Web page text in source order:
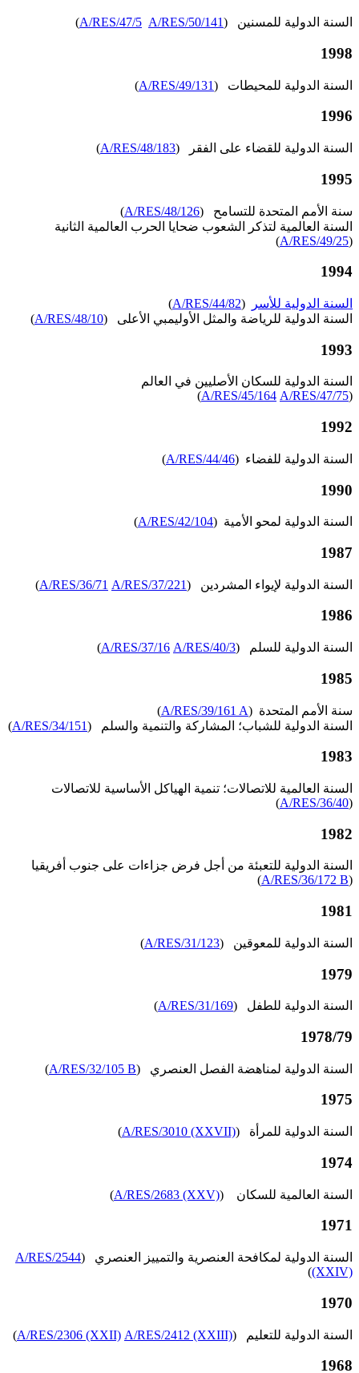
السنة الدولية للمسنين ( A/RES/47/5 A/RES/50/141
)
1998
السنة الدولية للمحيطات (A/RES/49/131
)
1996
السنة الدولية للقضاء على الفقر (A/RES/48/183
)
1995
سنة الأمم المتحدة للتسامح (A/RES/48/126
)
السنة العالمية لتذكر الشعوب ضحايا الحرب العالمية الثانية
(
A/RES/49/25
)
1994
السنة الدولية للأسر (
A/RES/44/82
)
السنة الدولية للرياضة والمثل الأوليمبي الأعلى (A/RES/48/10
)
1993
السنة الدولية للسكان الأصليين في العالم
(
A/RES/45/164 A/RES/47/75
)
1992
السنة الدولية للفضاء (A/RES/44/46
)
1990
السنة الدولية لمحو الأمية (A/RES/42/104
)
1987
السنة الدولية لإيواء المشردين ( A/RES/36/71 A/RES/37/221
)
1986
السنة الدولية للسلم ( A/RES/37/16 A/RES/40/3
)
1985
سنة الأمم المتحدة (A/RES/39/161 A
)
السنة الدولية للشباب؛ المشاركة والتنمية والسلم (A/RES/34/151
)
1983
السنة العالمية للاتصالات؛ تنمية الهياكل الأساسية للاتصالات
(
A/RES/36/40
)
1982
السنة الدولية للتعبئة من أجل فرض جزاءات على جنوب أفريقيا
(
A/RES/36/172 B
)
1981
السنة الدولية للمعوقين (A/RES/31/123
)
1979
السنة الدولية للطفل (A/RES/31/169
)
1978/79
السنة الدولية لمناهضة الفصل العنصري (A/RES/32/105 B
)
1975
السنة الدولية للمرأة (A/RES/3010 (XXVII)
)
1974
السنة العالمية للسكان (A/RES/2683 (XXV)
)
1971
السنة الدولية لمكافحة العنصرية والتمييز العنصري (A/RES/2544
(XXIV)
)
1970
السنة الدولية للتعليم ( A/RES/2306 (XXII) A/RES/2412 (XXIII)
)
1968